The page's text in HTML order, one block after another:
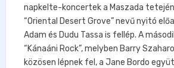
napkelte-koncertek a Maszada
“Oriental Desert Grove” nevű nyitó
Adam és Dudu Tassa is fellép. A
“Kánaáni Rock”, melyben Barry
közösen lépnek fel, a Jane Bordo